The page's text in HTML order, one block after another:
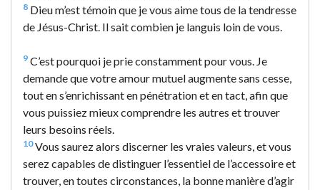
8 Dieu m’est témoin que je vous aime tous de la tendresse
de Jésus-Christ. Il sait combien je languis loin de vous.
9 C’est pourquoi je prie constamment pour vous. Je
demande que votre amour mutuel augmente sans cesse,
tout en s’enrichissant en pénétration et en tact, afin que
vous puissiez mieux comprendre les autres et trouver
leurs besoins réels.
10Vous saurez alors discerner les vraies valeurs, et vous
serez capables de distinguer l’essentiel de l’accessoire et
trouver, en toutes circonstances, la bonne manière d’agir